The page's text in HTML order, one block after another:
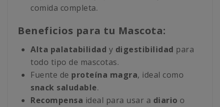
comida completa.
Beneficios para tu Mascota:
Alta palatabilidad y digestibilidad para
todo tipo de mascotas.
Fuente de proteína magra, ideal como
snack saludable.
Recompensa ideal para usar a diario o